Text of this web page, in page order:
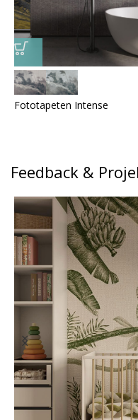
Fototapeten Intense
Feedback &